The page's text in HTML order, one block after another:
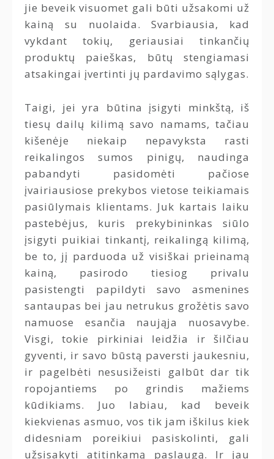
jie beveik visuomet gali būti užsakomi už
kainą su nuolaida. Svarbiausia, kad
vykdant tokių, geriausiai tinkančių
produktų paieškas, būtų stengiamasi
atsakingai įvertinti jų pardavimo sąlygas.
Taigi, jei yra būtina įsigyti minkštą, iš
tiesų dailų kilimą savo namams, tačiau
kišenėje niekaip nepavyksta rasti
reikalingos sumos pinigų, naudinga
pabandyti pasidomėti pačiose
įvairiausiose prekybos vietose teikiamais
pasiūlymais klientams. Juk kartais laiku
pastebėjus, kuris prekybininkas siūlo
įsigyti puikiai tinkantį, reikalingą kilimą,
be to, jį parduoda už visiškai prieinamą
kainą, pasirodo tiesiog privalu
pasistengti papildyti savo asmenines
santaupas bei jau netrukus grožėtis savo
namuose esančia naująja nuosavybe.
Visgi, tokie pirkiniai leidžia ir šilčiau
gyventi, ir savo būstą paversti jaukesniu,
ir pagelbėti nesusižeisti galbūt dar tik
ropojantiems po grindis mažiems
kūdikiams. Juo labiau, kad beveik
kiekvienas asmuo, vos tik jam iškilus kiek
didesniam poreikiui pasiskolinti, gali
užsisakyti atitinkamą paslaugą. Ir jau